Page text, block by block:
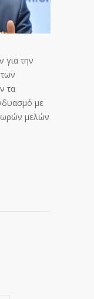
για την
τα
με
μελών